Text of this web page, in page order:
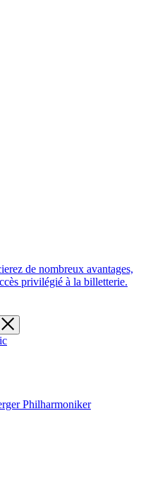
de nombreux avantages,
privilégié à la billetterie.
Philharmoniker